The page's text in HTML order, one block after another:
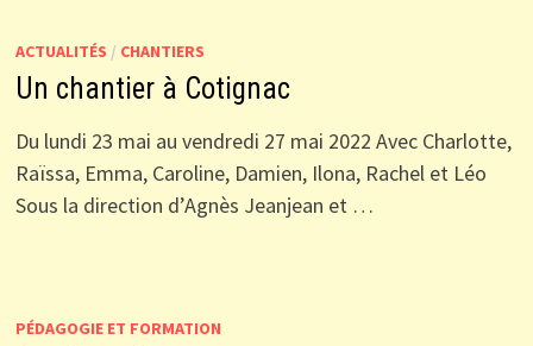
ACTUALITÉS / CHANTIERS
Un chantier à Cotignac
Du lundi 23 mai au vendredi 27 mai 2022 Avec Charlotte,
Raïssa, Emma, Caroline, Damien, Ilona, Rachel et Léo
Sous la direction d’Agnès Jeanjean et …
PÉDAGOGIE ET FORMATION